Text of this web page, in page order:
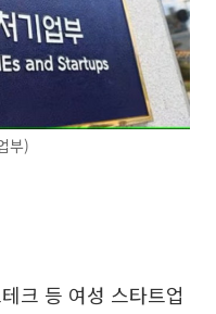
부)
크 등 여성 스타트업